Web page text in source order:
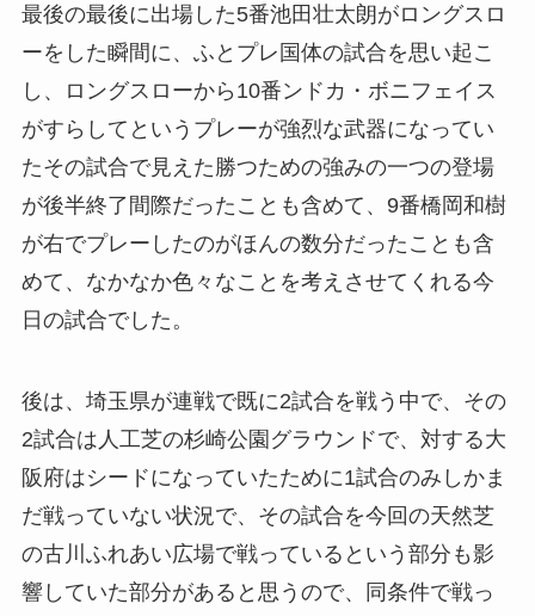
最後の最後に出場した5番池田壮太朗がロングスロ
ーをした瞬間に、ふとプレ国体の試合を思い起こ
し、ロングスローから10番ンドカ・ボニフェイス
がすらしてというプレーが強烈な武器になってい
たその試合で見えた勝つための強みの一つの登場
が後半終了間際だったことも含めて、9番橋岡和樹
が右でプレーしたのがほんの数分だったことも含
めて、なかなか色々なことを考えさせてくれる今
日の試合でした。
後は、埼玉県が連戦で既に2試合を戦う中で、その
2試合は人工芝の杉崎公園グラウンドで、対する大
阪府はシードになっていたために1試合のみしかま
だ戦っていない状況で、その試合を今回の天然芝
の古川ふれあい広場で戦っているという部分も影
響していた部分があると思うので、同条件で戦っ